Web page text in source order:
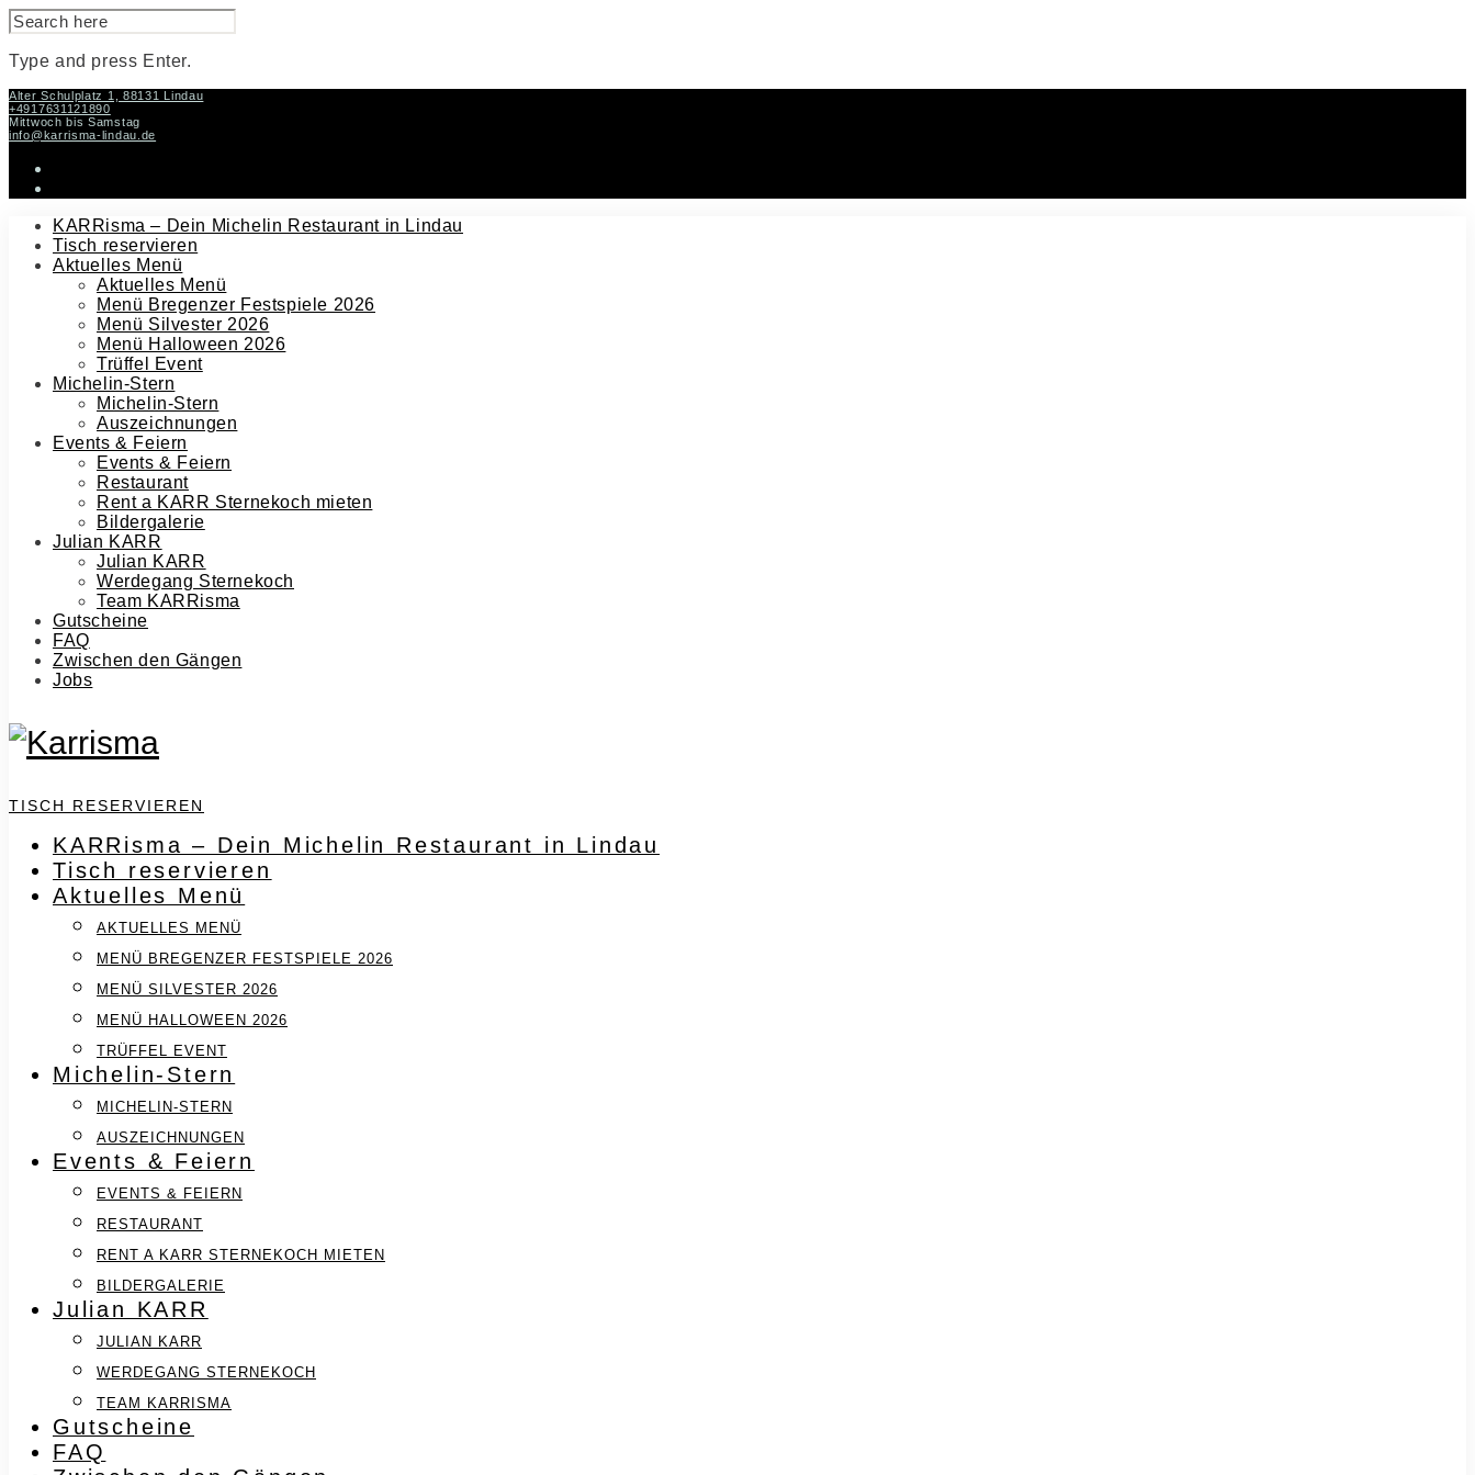
SEARCH
FOR:
Type and press Enter.
Skip
to
content
Alter Schulplatz 1, 88131 Lindau
+4917631121890
Mittwoch bis Samstag
info@karrisma-lindau.de
KARRisma – Dein Michelin Restaurant in Lindau
Tisch reservieren
Aktuelles Menü
Aktuelles Menü
Menü Bregenzer Festspiele 2026
Menü Silvester 2026
Menü Halloween 2026
Trüffel Event
Michelin-Stern
Michelin-Stern
Auszeichnungen
Events & Feiern
Events & Feiern
Restaurant
Rent a KARR Sternekoch mieten
Bildergalerie
Julian KARR
Julian KARR
Werdegang Sternekoch
Team KARRisma
Gutscheine
FAQ
Zwischen den Gängen
Jobs
TISCH RESERVIEREN
KARRisma – Dein Michelin Restaurant in Lindau
Tisch reservieren
Aktuelles Menü
AKTUELLES MENÜ
MENÜ BREGENZER FESTSPIELE 2026
MENÜ SILVESTER 2026
MENÜ HALLOWEEN 2026
TRÜFFEL EVENT
Michelin-Stern
MICHELIN-STERN
AUSZEICHNUNGEN
Events & Feiern
EVENTS & FEIERN
RESTAURANT
RENT A KARR STERNEKOCH MIETEN
BILDERGALERIE
Julian KARR
JULIAN KARR
WERDEGANG STERNEKOCH
TEAM KARRISMA
Gutscheine
FAQ